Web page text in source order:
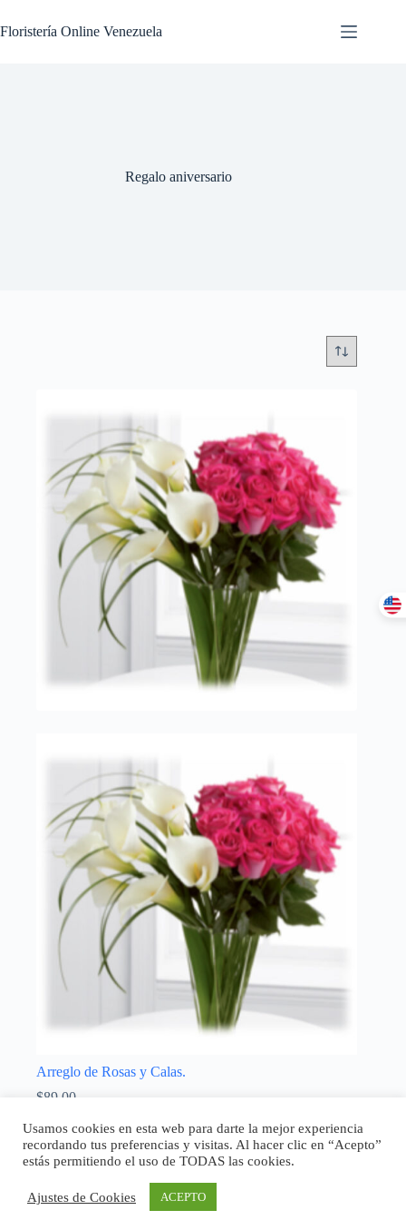
Floristería Online Venezuela
Regalo aniversario
Arreglo de Rosas y Calas.
$89,00
Enamorados,Madres
Añadir al carrito
Usamos cookies en esta web para darte la mejor experiencia
recordando tus preferencias y visitas. Al hacer clic en “Acepto”
estás permitiendo el uso de TODAS las cookies.
Ajustes de Cookies ACEPTO